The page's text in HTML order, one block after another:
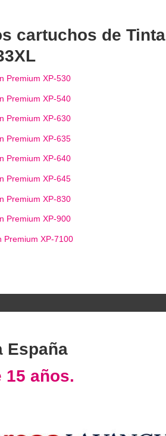
cartuchos de Tinta
Premium XP-530
Premium XP-540
Premium XP-630
Premium XP-635
Premium XP-640
Premium XP-645
Premium XP-830
Premium XP-900
Premium XP-7100
España
15 años.